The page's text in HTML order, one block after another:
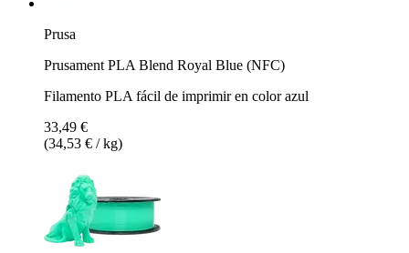
Prusa
Prusament PLA Blend Royal Blue (NFC)
Filamento PLA fácil de imprimir en color azul
33,49 €
(34,53 € / kg)